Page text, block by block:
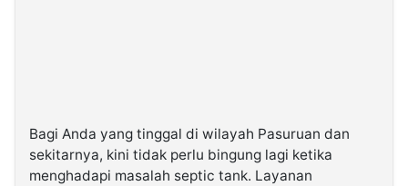
Bagi Anda yang tinggal di wilayah Pasuruan dan
sekitarnya, kini tidak perlu bingung lagi ketika
menghadapi masalah septic tank. Layanan